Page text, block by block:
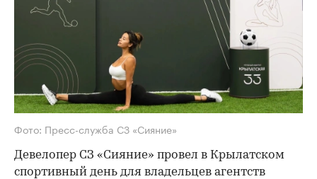
Фото: Пресс-служба СЗ «Сияние»
Девелопер СЗ «Сияние» провел в Крылатском
спортивный день для владельцев агентств